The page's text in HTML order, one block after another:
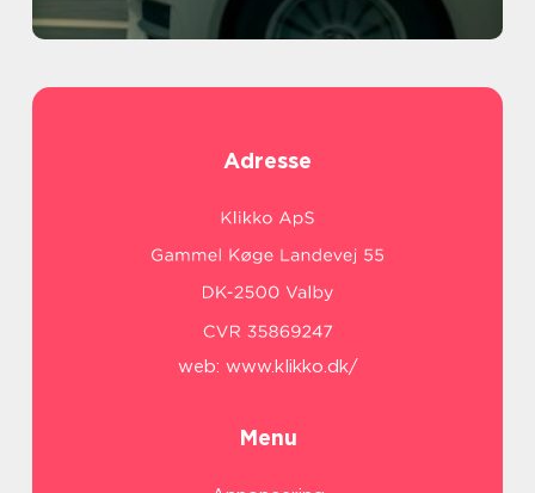
Adresse
web: www.klikko.dk/
Menu